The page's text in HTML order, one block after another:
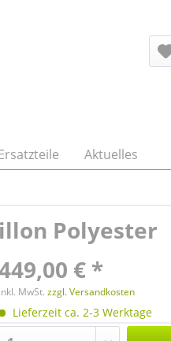
Aktuelles
Polyester
€ *
inkl. MwSt.zzgl. Versandkosten
Lieferzeit ca. 2-3 Werktage